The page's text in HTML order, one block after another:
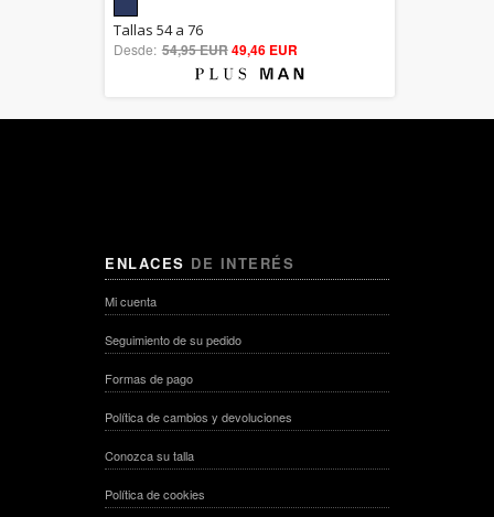
out of 5
Tallas 54 a 76
Desde: 54,95 EUR49,46 EUR
ENLACES DE INTERÉS
Mi cuenta
Seguimiento de su pedido
Formas de pago
Política de cambios y devoluciones
Conozca su talla
Política de cookies